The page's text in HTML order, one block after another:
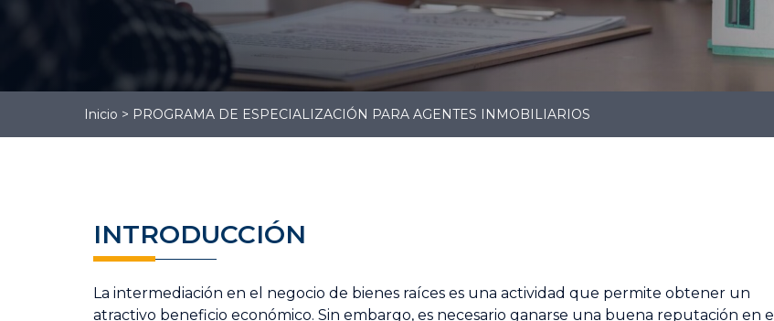
Gestión
Administrativa
Contabilidad
Inicio > PROGRAMA DE ESPECIALIZACIÓN PARA AGENTES INMOBILIARIOS
INTRODUCCIÓN
La intermediación en el negocio de bienes raíces es una actividad que permite obtener un
atractivo beneficio económico. Sin embargo, es necesario ganarse una buena reputación en el